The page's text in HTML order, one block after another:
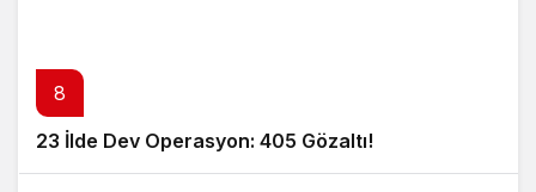
8
23 İlde Dev Operasyon: 405 Gözaltı!